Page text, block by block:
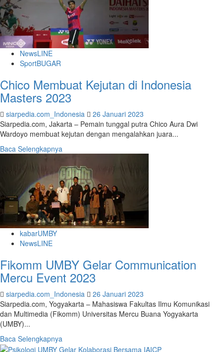
MBKM,
UMBY
Jalin
Kerja
Sama
NewsLINE
SportBUGAR
Chico Membuat Kejutan di Indonesia
Masters 2023
siarpedia.com_Indonesia
26 Januari 2023
Siarpedia.com, Jakarta – Pemain tunggal putra Chico Aura Dwi
Wardoyo membuat kejutan dengan mengalahkan juara...
Baca Selengkapnya
about
Chico
Membuat
Kejutan
di
Indonesia
Masters
kabarUMBY
NewsLINE
Fikomm UMBY Gelar Communication
Mercu Event 2023
siarpedia.com_Indonesia
26 Januari 2023
Siarpedia.com, Yogyakarta – Mahasiswa Fakultas Ilmu Komunikasi
dan Multimedia (Fikomm) Universitas Mercu Buana Yogyakarta
(UMBY)...
Baca Selengkapnya
more